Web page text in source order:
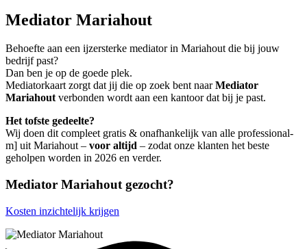
Mediator Mariahout
Behoefte aan een ijzersterke mediator in Mariahout die bij jouw
bedrijf past?
Dan ben je op de goede plek.
Mediatorkaart zorgt dat jij die op zoek bent naarMediator
Mariahoutverbonden wordt aan een kantoor dat bij je past.
Het tofste gedeelte?
Wij doen dit compleet gratis & onafhankelijk van alle professional-
m] uit Mariahout – voor altijd – zodat onze klanten het beste
geholpen worden in 2026 en verder.
Mediator Mariahout gezocht?
Kosten inzichtelijk krijgen